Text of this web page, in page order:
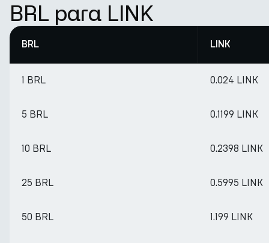
BRL para LINK
BRL LINK
1 BRL 0.024 LINK
5 BRL 0.1199 LINK
10 BRL 0.2398 LINK
25 BRL 0.5995 LINK
50 BRL 1.199 LINK